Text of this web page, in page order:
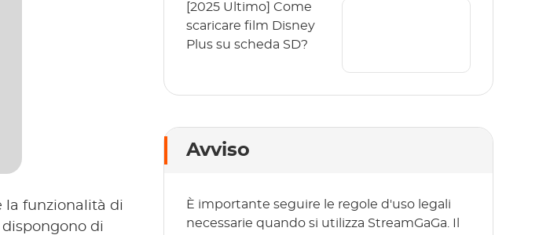
la funzionalità di
di
[2025 Ultimo] Come
scaricare film Disney
Plus su scheda SD?
Avviso
È importante seguire le regole d'uso legali
necessarie quando si utilizza StreamGaGa. Il